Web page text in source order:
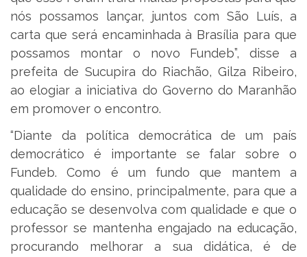
nós possamos lançar, juntos com São Luís, a
carta que será encaminhada à Brasília para que
possamos montar o novo Fundeb”, disse a
prefeita de Sucupira do Riachão, Gilza Ribeiro,
ao elogiar a iniciativa do Governo do Maranhão
em promover o encontro.
“Diante da política democrática de um país
democrático é importante se falar sobre o
Fundeb. Como é um fundo que mantem a
qualidade do ensino, principalmente, para que a
educação se desenvolva com qualidade e que o
professor se mantenha engajado na educação,
procurando melhorar a sua didática, é de